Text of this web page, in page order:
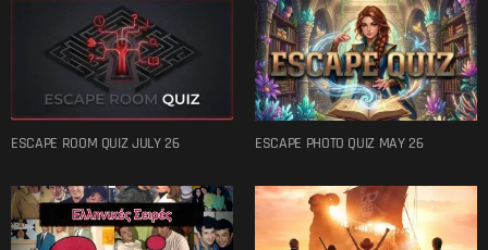
ESCAPE ROOM QUIZ JULY 26 ESCAPE PHOTO QUIZ MAY 26